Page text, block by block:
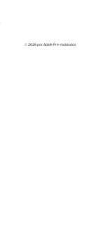
© 2026 por Adafe Pré-moldados